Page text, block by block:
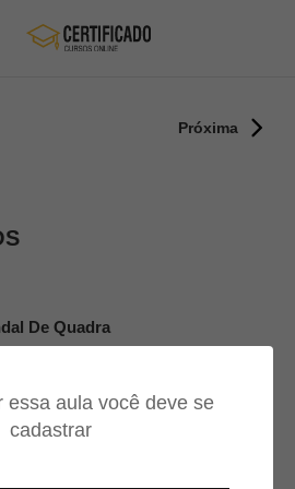
essa aula você deve se
cadastrar
Próxima
De Quadra